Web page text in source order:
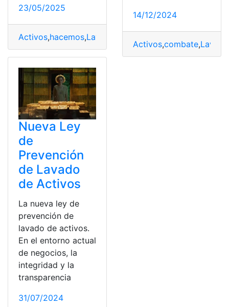
23/05/2025
Activos,hacemos,Lavado
14/12/2024
Activos,combate,Lavado
Nueva Ley
de
Prevención
de Lavado
de Activos
La nueva ley de
prevención de
lavado de activos.
En el entorno actual
de negocios, la
integridad y la
transparencia
31/07/2024